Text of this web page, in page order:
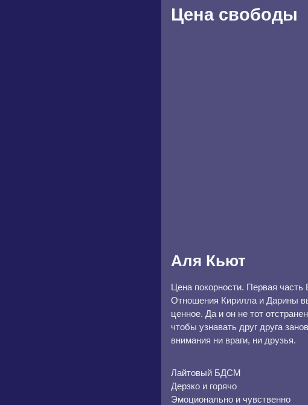
Цена свободы
Аля Кьют
Цена покорности. Первая часть
Отношения Кирилла и Дарины
ценное. Да и он не тот
чтобы узнавать друг друга
внимания ни враги, ни друзья.
Лайтовый БДСМ
Дерзко и горячо
Эмоционально и чувственно